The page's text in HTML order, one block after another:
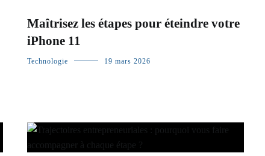
Maîtrisez les étapes pour éteindre votre
iPhone 11
Technologie 19 mars 2026